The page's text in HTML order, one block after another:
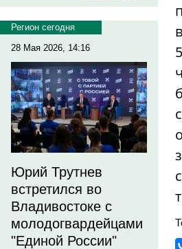
Регион сегодня
28 Мая 2026, 14:16
Юрий Трутнев
встретился во
Владивостоке с
молодогвардейцами
"Единой России"